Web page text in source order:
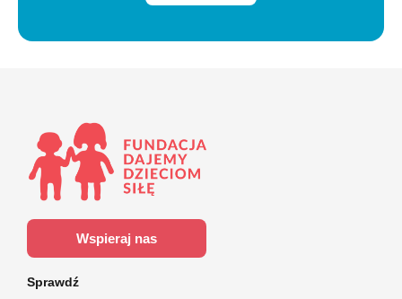
Wspieraj nas
Sprawdź